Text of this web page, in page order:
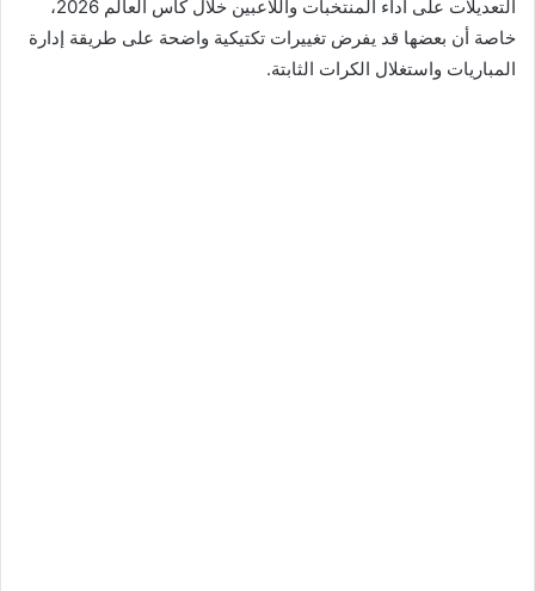
التعديلات على أداء المنتخبات واللاعبين خلال كأس العالم 2026،
خاصة أن بعضها قد يفرض تغييرات تكتيكية واضحة على طريقة إدارة
المباريات واستغلال الكرات الثابتة.